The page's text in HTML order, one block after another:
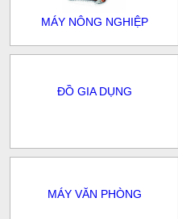
MÁY NÔNG NGHIỆP
ĐỒ GIA DỤNG
MÁY VĂN PHÒNG